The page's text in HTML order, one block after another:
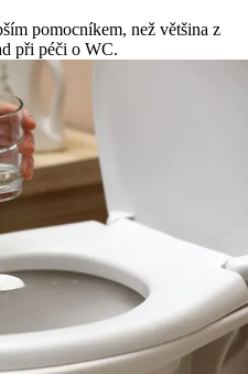
pomocníkem, než většina z
při péči o WC.